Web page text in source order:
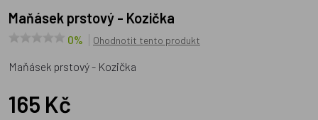
Maňásek prstový - Kozička
0% Ohodnotit tento produkt
Maňásek prstový - Kozička
165 Kč